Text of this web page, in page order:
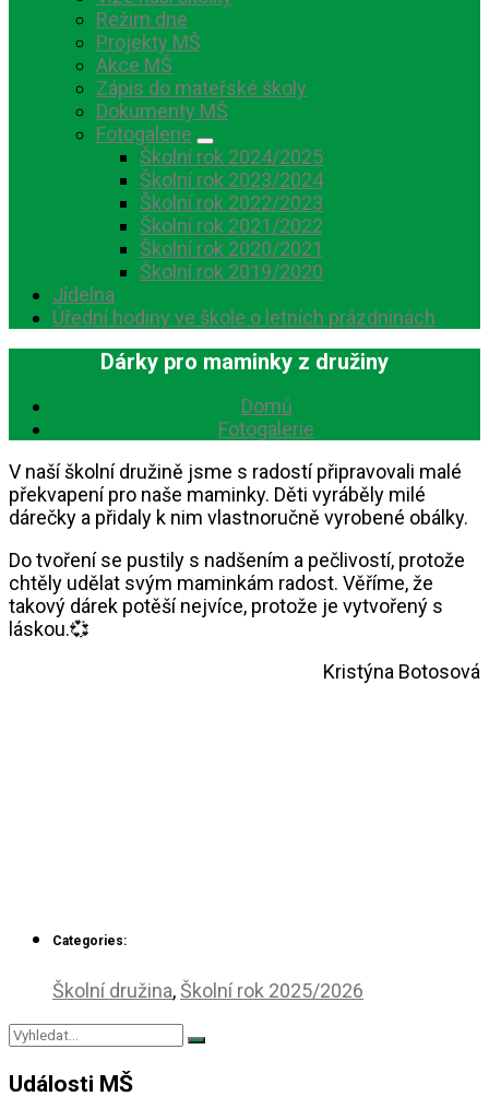
Režim dne
Projekty MŠ
Akce MŠ
Zápis do mateřské školy
Dokumenty MŠ
Fotogalerie
Školní rok 2024/2025
Školní rok 2023/2024
Školní rok 2022/2023
Školní rok 2021/2022
Školní rok 2020/2021
Školní rok 2019/2020
Jídelna
Úřední hodiny ve škole o letních prázdninách
Dárky pro maminky z družiny
Domů
Fotogalerie
V naší školní družině jsme s radostí připravovali malé
překvapení pro naše maminky. Děti vyráběly milé
dárečky a přidaly k nim vlastnoručně vyrobené obálky.
Do tvoření se pustily s nadšením a pečlivostí, protože
chtěly udělat svým maminkám radost. Věříme, že
takový dárek potěší nejvíce, protože je vytvořený s
láskou.💞
Kristýna Botosová
Categories:
Školní družina, Školní rok 2025/2026
Události MŠ